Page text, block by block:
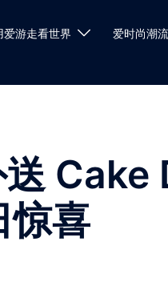
爱游走看世界 爱时尚潮流
送
惊喜